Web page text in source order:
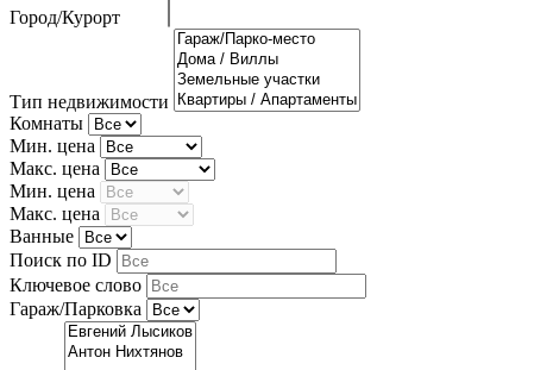
Город/Курорт
Тип недвижимости
Комнаты
Мин. цена
Макс. цена
Мин. цена
Макс. цена
Ванные
Поиск по ID
Ключевое слово
Гараж/Парковка